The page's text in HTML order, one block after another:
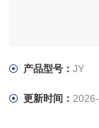
产品型号：JY
更新时间：